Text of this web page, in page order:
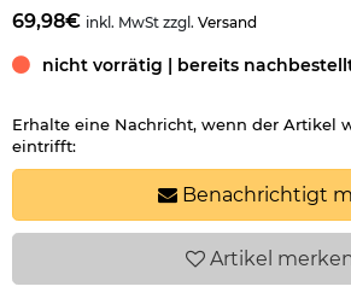
69,98€ inkl. MwSt zzgl. Versand
nicht vorrätig | bereits
Erhalte eine Nachricht, wenn der Artikel
eintrifft:
Benachrichtigt
Artikel